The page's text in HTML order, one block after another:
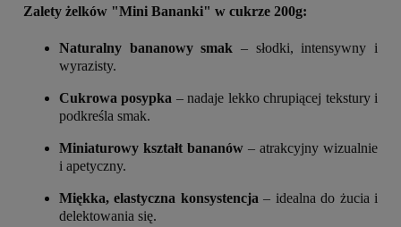
Zalety żelków "Mini Bananki" w cukrze 200g:
Naturalny bananowy smak – słodki, intensywny i
wyrazisty.
Cukrowa posypka – nadaje lekko chrupiącej tekstury i
podkreśla smak.
Miniaturowy kształt bananów – atrakcyjny wizualnie
i apetyczny.
Miękka, elastyczna konsystencja – idealna do żucia i
delektowania się.